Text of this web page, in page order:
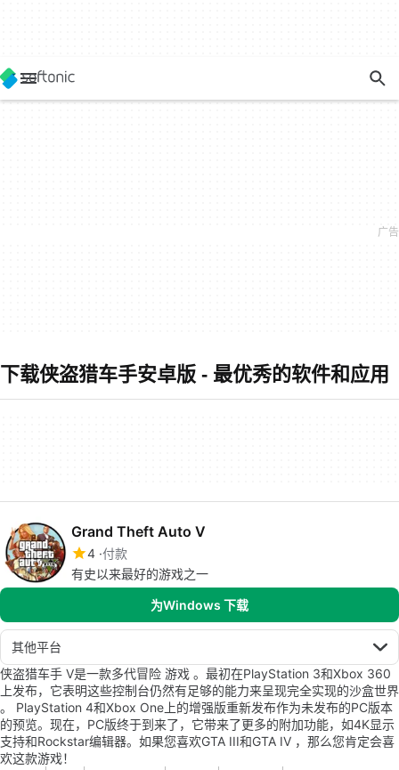
下载侠盗猎车手安卓版 - 最优秀的软件和应用
Grand Theft Auto V
4 付款
有史以来最好的游戏之一
为Windows 下载
其他平台
侠盗猎车手 V是一款多代冒险 游戏 。最初在PlayStation 3和Xbox 360
上发布，它表明这些控制台仍然有足够的能力来呈现完全实现的沙盒世界
。 PlayStation 4和Xbox One上的增强版重新发布作为未发布的PC版本
的预览。现在，PC版终于到来了，它带来了更多的附加功能，如4K显示
支持和Rockstar编辑器。如果您喜欢GTA III和GTA IV ，那么您肯定会喜
欢这款游戏！